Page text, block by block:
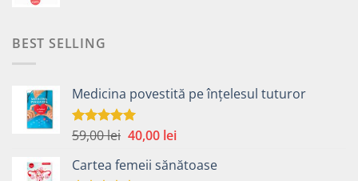
BEST SELLING
Medicina povestită pe înțelesul tuturor
Evaluat la
59,00lei Prețul
a
40,00 leiPrețul
este:
Cartea femeii sănătoase